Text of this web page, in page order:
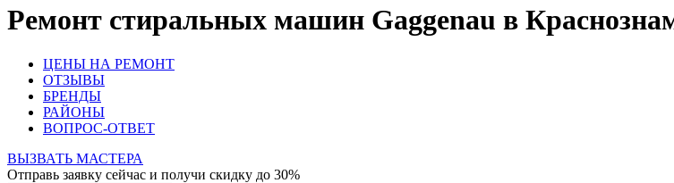
Ремонт стиральных машин Gaggenau в
ЦЕНЫ НА РЕМОНТ
ОТЗЫВЫ
БРЕНДЫ
РАЙОНЫ
ВОПРОС-ОТВЕТ
ВЫЗВАТЬ МАСТЕРА
Отправь заявку сейчас и получи скидку до 30%